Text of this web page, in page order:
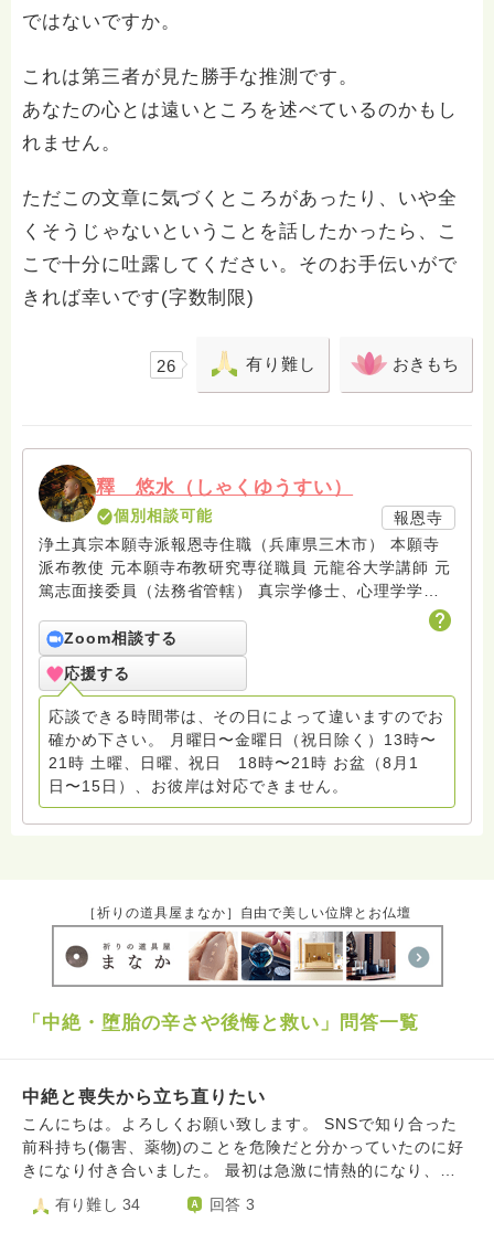
ではないですか。
これは第三者が見た勝手な推測です。
あなたの心とは遠いところを述べているのかもし
れません。
ただこの文章に気づくところがあったり、いや全
くそうじゃないということを話したかったら、こ
こで十分に吐露してください。そのお手伝いがで
きれば幸いです(字数制限)
26 有り難し おきもち
釋 悠水（しゃくゆうすい）
個別相談可能
報恩寺
浄土真宗本願寺派報恩寺住職（兵庫県三木市） 本願寺
派布教使 元本願寺布教研究専従職員 元龍谷大学講師 元
篤志面接委員（法務省管轄） 真宗学修士、心理学学士
Fmみっきい（地元ラジオ局）出演中 趣味：サックス ２
０１９年末頃から回答しています
Zoom相談する
応援する
応談できる時間帯は、その日によって違いますのでお
確かめ下さい。 月曜日〜金曜日（祝日除く）13時〜
21時 土曜、日曜、祝日 18時〜21時 お盆（8月1
日〜15日）、お彼岸は対応できません。
［祈りの道具屋まなか］自由で美しい位牌とお仏壇
「中絶・堕胎の辛さや後悔と救い」問答一覧
中絶と喪失から立ち直りたい
こんにちは。よろしくお願い致します。 SNSで知り合った
前科持ち(傷害、薬物)のことを危険だと分かっていたのに好
きになり付き合いました。 最初は急激に情熱的になり、
「君が最後の女性だと思ってる」や「君と出会ったことで俺
の人生に意味があったと思える」などと言われました。愛の
有り難し 34 回答 3